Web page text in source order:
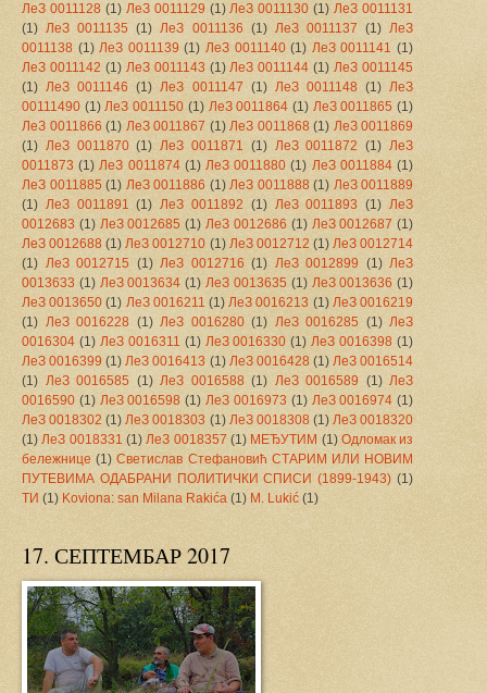
ЛеЗ 0011128 (1) ЛеЗ 0011129 (1) ЛеЗ 0011130 (1) ЛеЗ 0011131
(1) ЛеЗ 0011135 (1) ЛеЗ 0011136 (1) ЛеЗ 0011137 (1)
ЛеЗ
0011138 (1) ЛеЗ 0011139 (1) ЛеЗ 0011140 (1) ЛеЗ 0011141
(1)
ЛеЗ 0011142 (1) ЛеЗ 0011143 (1) ЛеЗ 0011144 (1) ЛеЗ 0011145
(1) ЛеЗ 0011146 (1) ЛеЗ 0011147 (1) ЛеЗ 0011148 (1)
ЛеЗ
00111490 (1) ЛеЗ 0011150 (1) ЛеЗ 0011864 (1) ЛеЗ 0011865 (1)
ЛеЗ 0011866 (1) ЛеЗ 0011867 (1) ЛеЗ 0011868 (1) ЛеЗ 0011869
(1)
ЛеЗ 0011870 (1) ЛеЗ 0011871 (1) ЛеЗ 0011872 (1)
ЛеЗ
0011873 (1) ЛеЗ 0011874 (1) ЛеЗ 0011880 (1) ЛеЗ 0011884 (1)
ЛеЗ 0011885 (1) ЛеЗ 0011886 (1) ЛеЗ 0011888 (1) ЛеЗ 0011889
(1) ЛеЗ 0011891 (1) ЛеЗ 0011892 (1) ЛеЗ 0011893 (1) ЛеЗ
0012683 (1) ЛеЗ 0012685 (1) ЛеЗ 0012686 (1) ЛеЗ 0012687 (1)
ЛеЗ 0012688 (1) ЛеЗ 0012710 (1) ЛеЗ 0012712 (1) ЛеЗ 0012714
(1)
ЛеЗ 0012715 (1) ЛеЗ 0012716 (1) ЛеЗ 0012899 (1)
ЛеЗ
0013633 (1) ЛеЗ 0013634 (1) ЛеЗ 0013635 (1) ЛеЗ 0013636 (1)
ЛеЗ 0013650 (1) ЛеЗ 0016211 (1) ЛеЗ 0016213 (1) ЛеЗ 0016219
(1)
ЛеЗ 0016228 (1) ЛеЗ 0016280 (1) ЛеЗ 0016285 (1)
ЛеЗ
0016304 (1) ЛеЗ 0016311 (1) ЛеЗ 0016330 (1) ЛеЗ 0016398 (1)
ЛеЗ 0016399 (1) ЛеЗ 0016413 (1) ЛеЗ 0016428 (1) ЛеЗ 0016514
(1)
ЛеЗ 0016585 (1) ЛеЗ 0016588 (1) ЛеЗ 0016589 (1)
ЛеЗ
0016590 (1) ЛеЗ 0016598 (1) ЛеЗ 0016973 (1) ЛеЗ 0016974 (1)
ЛеЗ 0018302 (1) ЛеЗ 0018303 (1) ЛеЗ 0018308 (1) ЛеЗ 0018320
(1) ЛеЗ 0018331 (1) ЛеЗ 0018357 (1) МЕЂУТИМ (1) Одломак из
бележнице (1) Светислав Стефановић СТАРИМ ИЛИ НОВИМ
ПУТЕВИМА ОДАБРАНИ ПОЛИТИЧКИ СПИСИ (1899-1943) (1)
ТИ (1) Koviona: san Milana Rakića (1) M. Lukić (1)
17. СЕПТЕМБАР 2017